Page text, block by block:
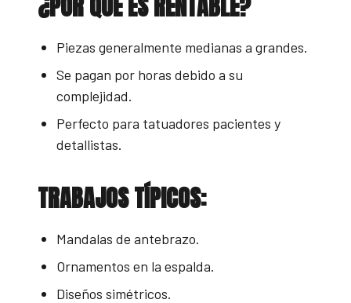
Piezas generalmente medianas a grandes.
Se pagan por horas debido a su
complejidad.
Perfecto para tatuadores pacientes y
detallistas.
TRABAJOS TÍPICOS:
Mandalas de antebrazo.
Ornamentos en la espalda.
Diseños simétricos.